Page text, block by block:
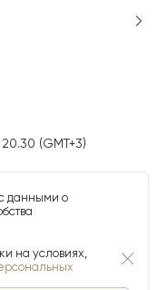
(GMT+3)
данными о
на условиях,